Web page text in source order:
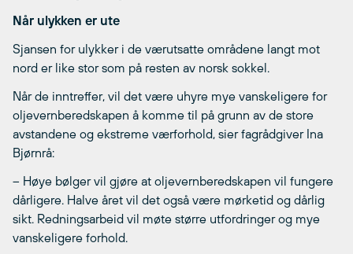
Når ulykken er ute
Sjansen for ulykker i de værutsatte områdene langt mot
nord er like stor som på resten av norsk sokkel.
Når de inntreffer, vil det være uhyre mye vanskeligere for
oljevernberedskapen å komme til på grunn av de store
avstandene og ekstreme værforhold, sier fagrådgiver Ina
Bjørnrå:
– Høye bølger vil gjøre at oljevernberedskapen vil fungere
dårligere. Halve året vil det også være mørketid og dårlig
sikt. Redningsarbeid vil møte større utfordringer og mye
vanskeligere forhold.